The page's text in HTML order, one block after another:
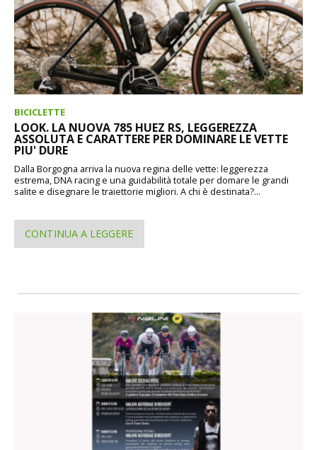
BICICLETTE
LOOK. LA NUOVA 785 HUEZ RS, LEGGEREZZA
ASSOLUTA E CARATTERE PER DOMINARE LE VETTE
PIU' DURE
Dalla Borgogna arriva la nuova regina delle vette: leggerezza
estrema, DNA racing e una guidabilità totale per domare le grandi
salite e disegnare le traiettorie migliori. A chi è destinata?...
CONTINUA A LEGGERE